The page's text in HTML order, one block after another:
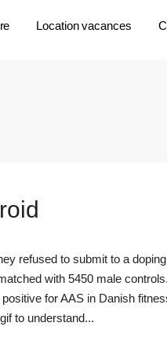
Location vacances
refused to submit to a
with 5450 male
for AAS in Danish
to understand...